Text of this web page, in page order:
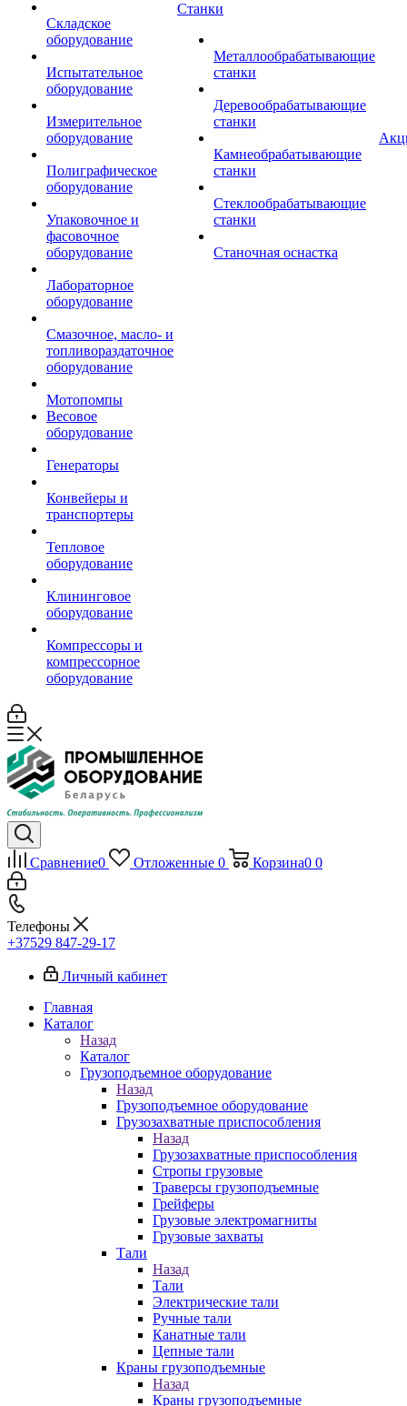
Складское
оборудование
Испытательное
оборудование
Измерительное
оборудование
Полиграфическое
оборудование
Упаковочное и
фасовочное
оборудование
Лабораторное
оборудование
Смазочное, масло- и
топливораздаточное
оборудование
Мотопомпы
Весовое
оборудование
Генераторы
Конвейеры и
транспортеры
Тепловое
оборудование
Клининговое
оборудование
Компрессоры и
компрессорное
оборудование
Станки
Металлообрабатывающие
станки
Деревообрабатывающие
станки
Камнеобрабатывающие
станки
Стеклообрабатывающие
станки
Станочная оснастка
Сравнение0 Отложенные 0 Корзина0 0
Телефоны
+37529 847-29-17‬
Личный кабинет
Главная
Каталог
Назад
Каталог
Грузоподъемное оборудование
Назад
Грузоподъемное оборудование
Грузозахватные приспособления
Назад
Грузозахватные приспособления
Стропы грузовые
Траверсы грузоподъемные
Грейферы
Грузовые электромагниты
Грузовые захваты
Тали
Назад
Тали
Электрические тали
Ручные тали
Канатные тали
Цепные тали
Краны грузоподъемные
Назад
Краны грузоподъемные